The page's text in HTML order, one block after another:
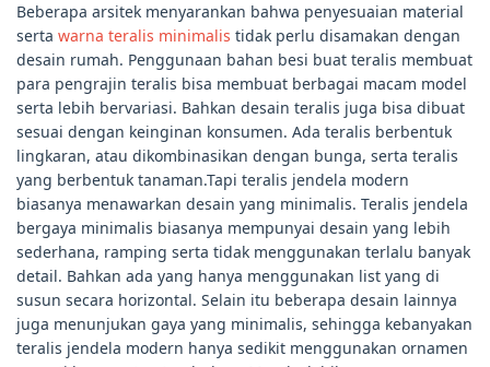
Beberapa arsitek menyarankan bahwa penyesuaian material
serta warna teralis minimalis tidak perlu disamakan dengan
desain rumah. Penggunaan bahan besi buat teralis membuat
para pengrajin teralis bisa membuat berbagai macam model
serta lebih bervariasi. Bahkan desain teralis juga bisa dibuat
sesuai dengan keinginan konsumen. Ada teralis berbentuk
lingkaran, atau dikombinasikan dengan bunga, serta teralis
yang berbentuk tanaman.Tapi teralis jendela modern
biasanya menawarkan desain yang minimalis. Teralis jendela
bergaya minimalis biasanya mempunyai desain yang lebih
sederhana, ramping serta tidak menggunakan terlalu banyak
detail. Bahkan ada yang hanya menggunakan list yang di
susun secara horizontal. Selain itu beberapa desain lainnya
juga menunjukan gaya yang minimalis, sehingga kebanyakan
teralis jendela modern hanya sedikit menggunakan ornamen